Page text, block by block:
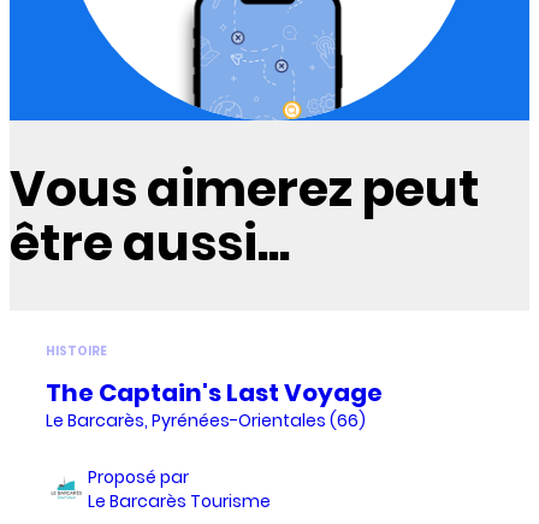
Vous aimerez peut
être aussi...
HISTOIRE
The Captain's Last Voyage
Le Barcarès, Pyrénées-Orientales (66)
Proposé par
Le Barcarès Tourisme